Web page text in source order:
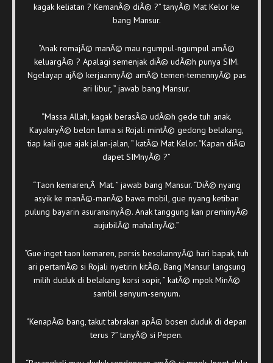
kagak keliatan ? KemanÃ© diÃ© ?” tanyÃ© Mat Kelor ke
bang Mansur.
“Anak remajÃ© manÃ© mau ngumpul-ngumpul amÃ©
keluargÃ© ? Apalagi semenjak diÃ© udÃ©h punya SIM.
Ngelayap ajÃ© kerjaannyÃ© amÃ© temen-temennyÃ© pas
ari libur, ” jawab bang Mansur.
“Massa Allah, kagak berasÃ© udÃ©h gede tuh anak.
KayaknyÃ© belon lama si Rojali mintÃ© gedong belakang,
tiap kali gue ajak jalan-jalan, ” katÃ© Mat Kelor. “Kapan diÃ©
dapet SIMnyÃ© ?”
“Taon kemaren,Â Mat. ” jawab bang Mansur. “DiÃ© nyang
asyik ke manÃ©-manÃ© bawa mobil, gue nyang ketiban
pulung bayarin asuransinyÃ©. Anak tanggung kan preminyÃ©
aujubilÃ© mahalnyÃ©.”
“Gue inget taon kemaren, persis besokannyÃ© hari bapak, tuh
ari pertamÃ© si Rojali nyetirin kitÃ©. Bang Mansur langsung
milih duduk di belakang korsi sopir, ” katÃ© mpok MinÃ©
sambil senyum-senyum.
“KenapÃ© bang, takut tabrakan apÃ© bosen duduk di depan
terus ?” tanyÃ© si Pepen.